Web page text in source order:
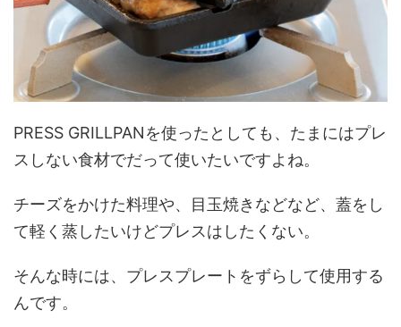
PRESS GRILLPANを使ったとしても、たまにはプレ
スしない食材でだって使いたいですよね。
チーズをかけた料理や、目玉焼きなどなど、蓋をし
て軽く蒸したいけどプレスはしたくない。
そんな時には、プレスプレートをずらして使用する
んです。